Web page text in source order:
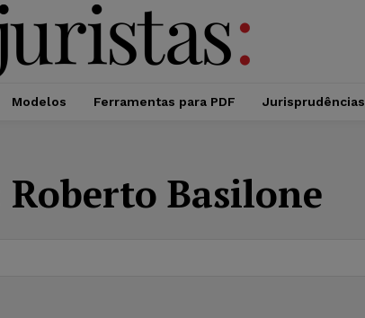
Modelos Ferramentas para PDF Jurisprudências
Roberto Basilone